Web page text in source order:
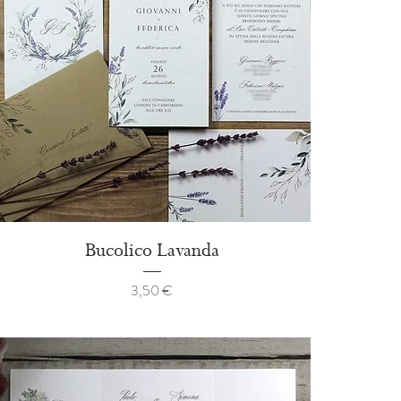
Bucolico Lavanda
Prezzo
3,50 €